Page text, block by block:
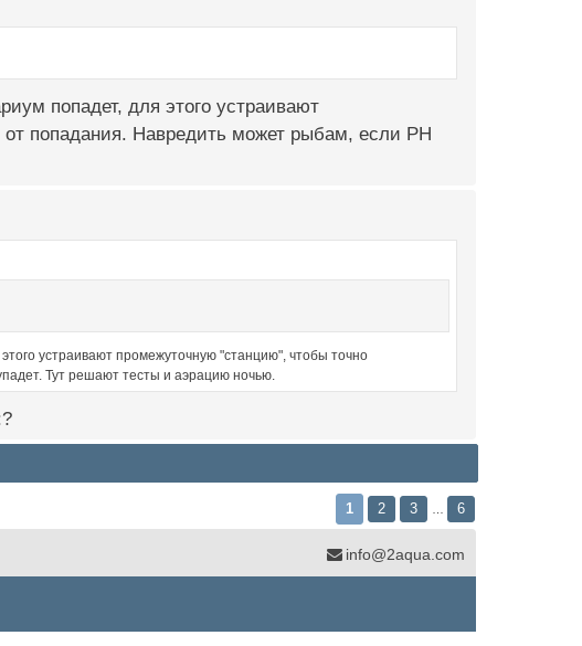
попадет, для этого устраивают
попадания. Навредить может рыбам, если PH
устраивают промежуточную "станцию", чтобы точно
Тут решают тесты и аэрацию ночью.
1 2 3 6
info@2aqua.com